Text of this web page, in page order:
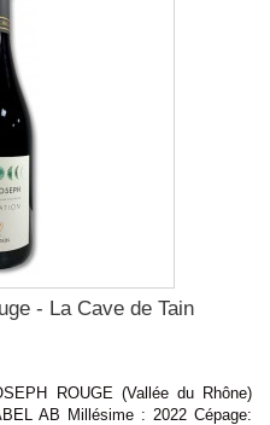
- La Cave de Tain
ROUGE (Vallée du Rhône)
AB Millésime : 2022 Cépage: